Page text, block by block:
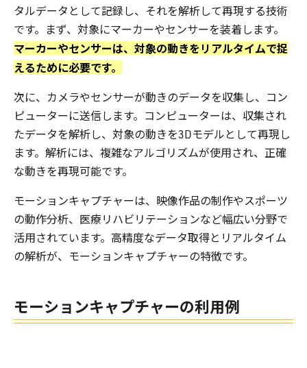
タルデータとして記録し、それを解析して再現する技術
です。まず、対象にマーカーやセンサーを装着します。
マーカーやセンサーは、対象の動きをリアルタイムで捉
えるために必要です。
次に、カメラやセンサーが動きのデータを収集し、コン
ピューターに送信します。コンピューターは、収集され
たデータを解析し、対象の動きを3Dモデルとして再現し
ます。解析には、複雑なアルゴリズムが使用され、正確
な動きを再現可能です。
モーションキャプチャーは、映像作品の制作やスポーツ
の動作分析、医療リハビリテーションなど幅広い分野で
活用されています。高精度なデータ取得とリアルタイム
の解析が、モーションキャプチャーの特徴です。
モーションキャプチャーの利用例